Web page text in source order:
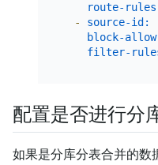
route-
-
source-id:
block-
filter-
配置是否进行分
如果是分库分表合并的数